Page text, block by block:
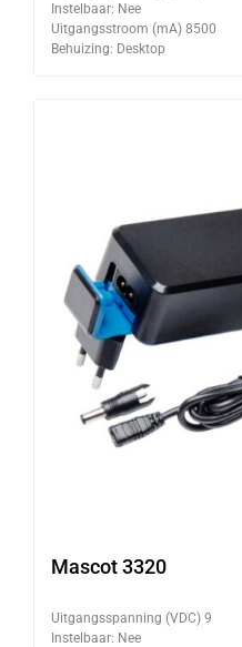
Instelbaar: Nee
Uitgangsstroom (mA) 8500
Behuizing: Desktop
Mascot 3320
Uitgangsspanning (VDC) 9
Instelbaar: Nee